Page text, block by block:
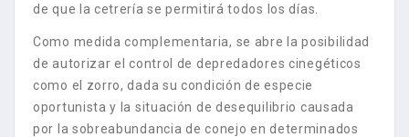
de que la cetrería se permitirá todos los días.
Como medida complementaria, se abre la posibilidad
de autorizar el control de depredadores cinegéticos
como el zorro, dada su condición de especie
oportunista y la situación de desequilibrio causada
por la sobreabundancia de conejo en determinados